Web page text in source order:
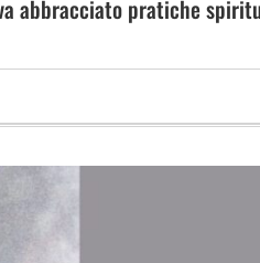
abbracciato pratiche